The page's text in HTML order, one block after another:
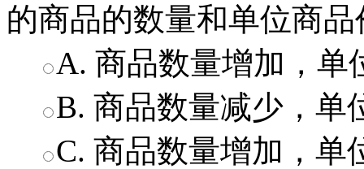
的商品的数量和单位商
A. 商品数量增加，单
B. 商品数量减少，单
C. 商品数量增加，单